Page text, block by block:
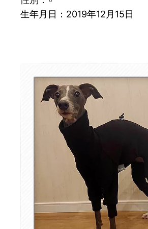
生年月日：2019年12月15日